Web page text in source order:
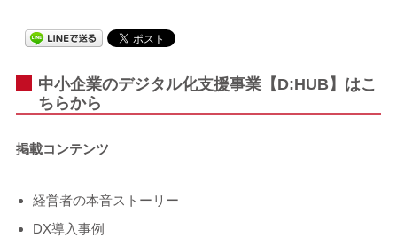
中小企業のデジタル化支援事業【D:HUB】はこ
ちらから
掲載コンテンツ
経営者の本音ストーリー
DX導入事例